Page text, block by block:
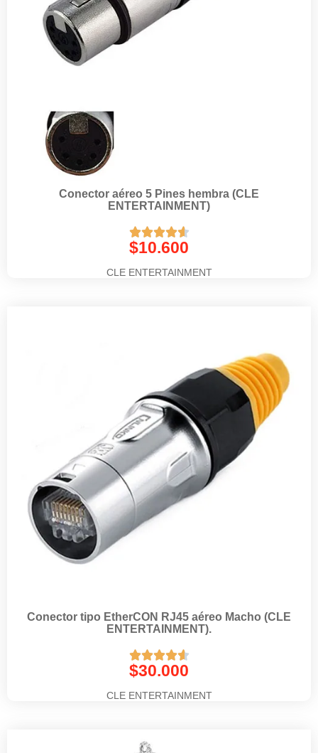
Conector aéreo 5 Pines hembra (CLE
ENTERTAINMENT)

$10.600
CLE ENTERTAINMENT
Conector tipo EtherCON RJ45 aéreo Macho (CLE
ENTERTAINMENT).

$30.000
CLE ENTERTAINMENT